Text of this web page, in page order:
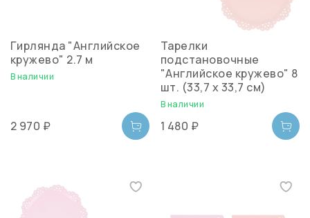
Гирлянда "Английское
кружево" 2.7 м
В наличии
2 970 ₽
Тарелки
подстановочные
"Английское кружево" 8
шт. (33,7 х 33,7 см)
В наличии
1 480 ₽